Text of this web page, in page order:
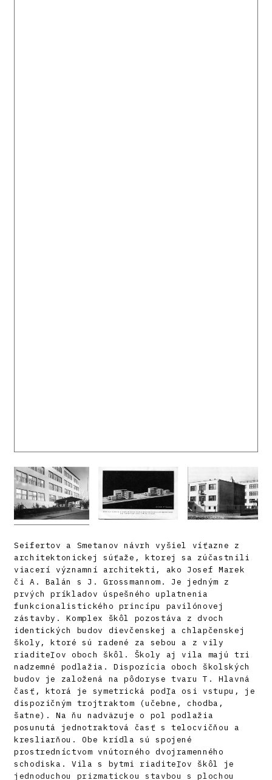
Seifertov a Smetanov návrh vyšiel víťazne z
architektonickej súťaže, ktorej sa zúčastnili
viacerí významní architekti, ako Josef Marek
či A. Balán s J. Grossmannom. Je jedným z
prvých príkladov úspešného uplatnenia
funkcionalistického princípu pavilónovej
zástavby. Komplex škôl pozostáva z dvoch
identických budov dievčenskej a chlapčenskej
školy, ktoré sú radené za sebou a z vily
riaditeľov oboch škôl. Školy aj vila majú tri
nadzemné podlažia. Dispozícia oboch školských
budov je založená na pôdoryse tvaru T. Hlavná
časť, ktorá je symetrická podľa osi vstupu, je
dispozičným trojtraktom (učebne, chodba,
šatne). Na ňu nadväzuje o pol podlažia
posunutá jednotraktová časť s telocvičňou a
kresliarňou. Obe krídla sú spojené
prostredníctvom vnútorného dvojramenného
schodiska. Vila s bytmi riaditeľov škôl je
jednoduchou prizmatickou stavbou s plochou